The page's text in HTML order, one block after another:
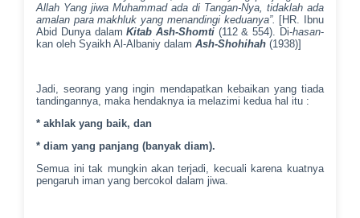
Allah Yang jiwa Muhammad ada di Tangan-Nya, tidaklah ada
amalan para makhluk yang menandingi keduanya”. [HR. Ibnu
Abid Dunya dalamKitab Ash-Shomti (112 & 554). Di-hasan-
kan oleh Syaikh Al-Albaniy dalamAsh-Shohihah (1938)]
Jadi, seorang yang ingin mendapatkan kebaikan yang tiada
tandingannya, maka hendaknya ia melazimi kedua hal itu :
* akhlak yang baik, dan
* diam yang panjang (banyak diam).
Semua ini tak mungkin akan terjadi, kecuali karena kuatnya
pengaruh iman yang bercokol dalam jiwa.